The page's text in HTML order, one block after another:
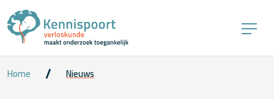
Home Nieuws